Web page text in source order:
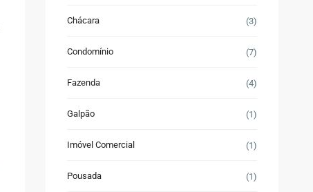
Chácara (3)
Condomínio (7)
Fazenda (4)
Galpão (1)
Imóvel Comercial (1)
Pousada (1)